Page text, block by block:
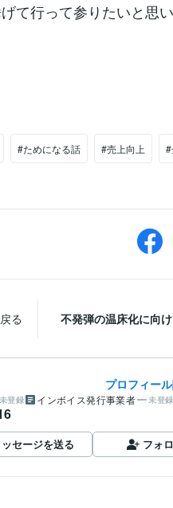
て行って参りたいと思
#ためになる話 #売上向上
る 不発弾の温床化に向
プロフィー
未登録 インボイス発行事業者 未登録
セージを送る フォ